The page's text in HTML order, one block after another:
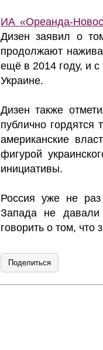
ИА «Ореанда-
Дизен заявил о
продолжают
ещё в 2014 году, и
Украине.
Дизен также
публично
американские
фигурой
инициативы.
Россия уже не
Запада не давали
говорить о том, что
Поделиться